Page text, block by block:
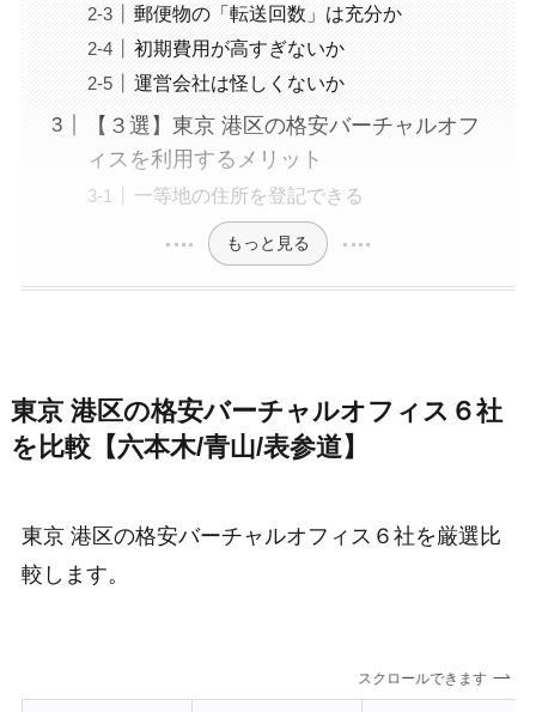
郵便物の「転送回数」は充分か
初期費用が高すぎないか
運営会社は怪しくないか
【３選】東京 港区の格安バーチャルオフ
ィスを利用するメリット
一等地の住所を登記できる
もっと見る
東京 港区の格安バーチャルオフィス６社
を比較【六本木/青山/表参道】
東京 港区の格安バーチャルオフィス６社を厳選比
較します。
スクロールできます